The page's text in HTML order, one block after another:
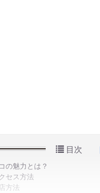
目次
の魅力とは？
セス方法
方法